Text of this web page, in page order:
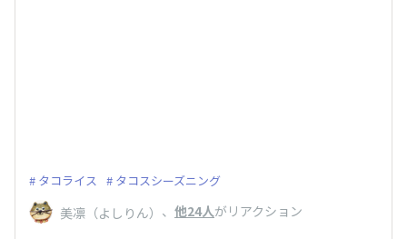
タコライス タコスシーズニング
美凛（よしりん） 、 他24人がリアクション